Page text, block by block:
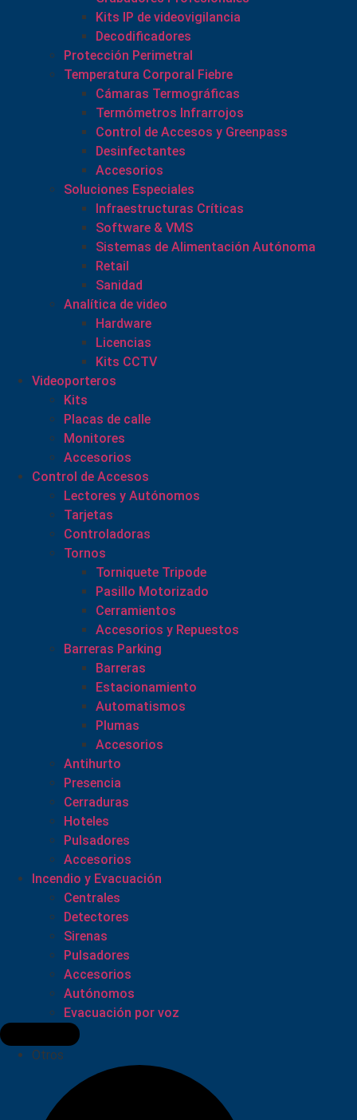
Kits IP de videovigilancia
Decodificadores
Protección Perimetral
Temperatura Corporal Fiebre
Cámaras Termográficas
Termómetros Infrarrojos
Control de Accesos y Greenpass
Desinfectantes
Accesorios
Soluciones Especiales
Infraestructuras Críticas
Software & VMS
Sistemas de Alimentación Autónoma
Retail
Sanidad
Analítica de video
Hardware
Licencias
Kits CCTV
Videoporteros
Kits
Placas de calle
Monitores
Accesorios
Control de Accesos
Lectores y Autónomos
Tarjetas
Controladoras
Tornos
Torniquete Tripode
Pasillo Motorizado
Cerramientos
Accesorios y Repuestos
Barreras Parking
Barreras
Estacionamiento
Automatismos
Plumas
Accesorios
Antihurto
Presencia
Cerraduras
Hoteles
Pulsadores
Accesorios
Incendio y Evacuación
Centrales
Detectores
Sirenas
Pulsadores
Accesorios
Autónomos
Evacuación por voz
Otros